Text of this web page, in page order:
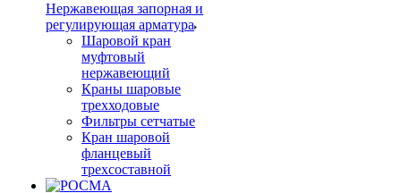
Нержавеющая запорная и
регулирующая арматура
Шаровой кран
муфтовый
нержавеющий
Краны шаровые
трехходовые
Фильтры сетчатые
Кран шаровой
фланцевый
трехсоставной